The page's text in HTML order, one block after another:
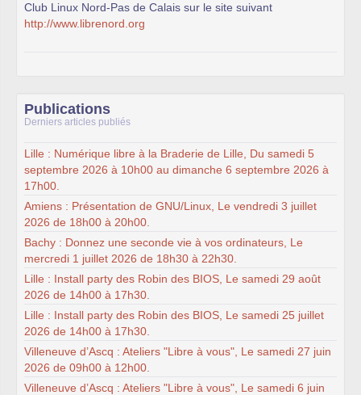
Club Linux Nord-Pas de Calais sur le site suivant
http://www.librenord.org
Publications
Derniers articles publiés
Lille : Numérique libre à la Braderie de Lille, Du samedi 5
septembre 2026 à 10h00 au dimanche 6 septembre 2026 à
17h00.
Amiens : Présentation de GNU/Linux, Le vendredi 3 juillet
2026 de 18h00 à 20h00.
Bachy : Donnez une seconde vie à vos ordinateurs, Le
mercredi 1 juillet 2026 de 18h30 à 22h30.
Lille : Install party des Robin des BIOS, Le samedi 29 août
2026 de 14h00 à 17h30.
Lille : Install party des Robin des BIOS, Le samedi 25 juillet
2026 de 14h00 à 17h30.
Villeneuve d’Ascq : Ateliers "Libre à vous", Le samedi 27 juin
2026 de 09h00 à 12h00.
Villeneuve d’Ascq : Ateliers "Libre à vous", Le samedi 6 juin